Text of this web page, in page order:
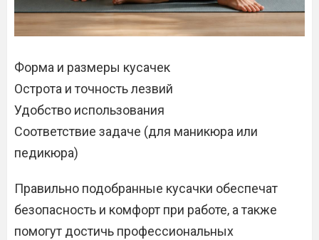
Форма и размеры кусачек
Острота и точность лезвий
Удобство использования
Соответствие задаче (для маникюра или
педикюра)
Правильно подобранные кусачки обеспечат
безопасность и комфорт при работе‚ а также
помогут достичь профессиональных